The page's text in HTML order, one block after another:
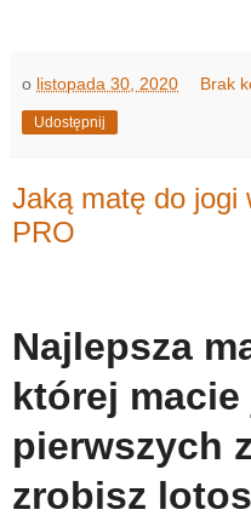
o listopada 30, 2020 Brak
Udostępnij
Jaką matę do jogi
PRO
Najlepsza
której macie
pierwszych
zrobisz